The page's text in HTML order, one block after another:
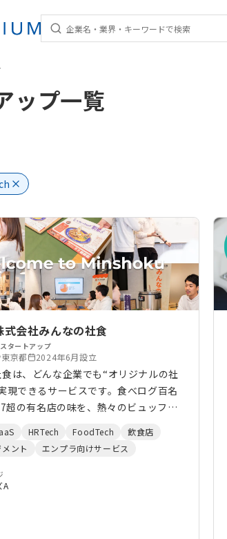
ップ一覧
式会社みんなの社食
スタートアップ
東京都 2024年6月設立
は、どんな企業でも“オリジナルの社
現できるサービスです。食べログ百名
超の有名店の味を、熱々のビュッフェ
れ、職場に笑顔と一体感が生まれます。
どんな企業でも本当に美味しく温かい食
楽しめる世界をつくるため、今日も挑
ます。
HRTech FoodTech
飲食店
ント
エンプラ向けサービス
A